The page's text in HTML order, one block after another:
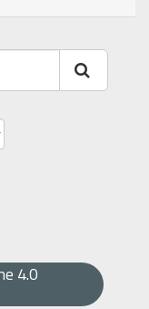
4.0